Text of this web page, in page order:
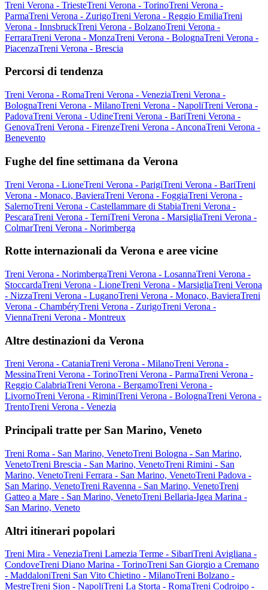
Treni Verona - TriesteTreni Verona - TorinoTreni Verona -
ParmaTreni Verona - ZurigoTreni Verona - Reggio EmiliaTreni
Verona - InnsbruckTreni Verona - BolzanoTreni Verona -
FerraraTreni Verona - MonzaTreni Verona - BolognaTreni Verona -
PiacenzaTreni Verona - Brescia
Percorsi di tendenza
Treni Verona - RomaTreni Verona - VeneziaTreni Verona -
BolognaTreni Verona - MilanoTreni Verona - NapoliTreni Verona -
PadovaTreni Verona - UdineTreni Verona - BariTreni Verona -
GenovaTreni Verona - FirenzeTreni Verona - AnconaTreni Verona -
Benevento
Fughe del fine settimana da Verona
Treni Verona - LioneTreni Verona - ParigiTreni Verona - BariTreni
Verona - Monaco, BavieraTreni Verona - FoggiaTreni Verona -
SalernoTreni Verona - Castellammare di StabiaTreni Verona -
PescaraTreni Verona - TerniTreni Verona - MarsigliaTreni Verona -
ColmarTreni Verona - Norimberga
Rotte internazionali da Verona e aree vicine
Treni Verona - NorimbergaTreni Verona - LosannaTreni Verona -
StoccardaTreni Verona - LioneTreni Verona - MarsigliaTreni Verona
- NizzaTreni Verona - LuganoTreni Verona - Monaco, BavieraTreni
Verona - ChambéryTreni Verona - ZurigoTreni Verona -
ViennaTreni Verona - Montreux
Altre destinazioni da Verona
Treni Verona - CataniaTreni Verona - MilanoTreni Verona -
MessinaTreni Verona - TorinoTreni Verona - ParmaTreni Verona -
Reggio CalabriaTreni Verona - BergamoTreni Verona -
LivornoTreni Verona - RiminiTreni Verona - BolognaTreni Verona -
TrentoTreni Verona - Venezia
Principali tratte per San Marino, Veneto
Treni Roma - San Marino, VenetoTreni Bologna - San Marino,
VenetoTreni Brescia - San Marino, VenetoTreni Rimini - San
Marino, VenetoTreni Ferrara - San Marino, VenetoTreni Padova -
San Marino, VenetoTreni Ravenna - San Marino, VenetoTreni
Gatteo a Mare - San Marino, VenetoTreni Bellaria-Igea Marina -
San Marino, Veneto
Altri itinerari popolari
Treni Mira - VeneziaTreni Lamezia Terme - SibariTreni Avigliana -
CondoveTreni Diano Marina - TorinoTreni San Giorgio a Cremano
- MaddaloniTreni San Vito Chietino - MilanoTreni Bolzano -
MestreTreni Sion - NapoliTreni La Storta - RomaTreni Codroipo -